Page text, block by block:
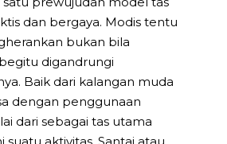
dan bergaya. Modis tentu
bukan bila
digandrungi
Baik dari kalangan muda
dengan penggunaan
dari sebagai tas utama
suatu aktivitas. Santai atau